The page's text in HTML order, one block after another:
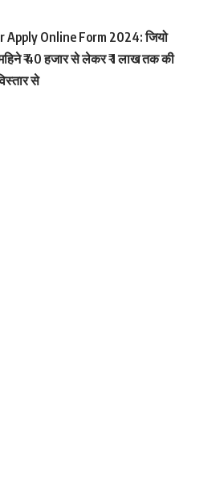
Apply Online Form 2024: जियो
₹ 40 हजार से लेकर ₹ 1 लाख तक की
से